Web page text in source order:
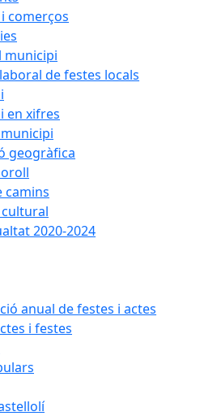
comerços
municipi
de festes locals
en xifres
geogràfica
camins
2020-2024
anual de festes i actes
i festes